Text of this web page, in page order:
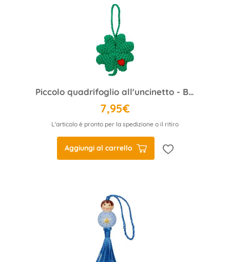
Piccolo quadrifoglio all'uncinetto - Buona fortuna
7,95€
L'articolo è pronto per la spedizione o il ritiro
Aggiungi al carrello